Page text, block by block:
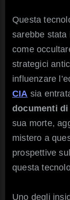
Questa
sarebbe stata
come
strategici
influenzare
CIA sia
documenti di
sua morte,
mistero a
prospettive
questa
Uno degli